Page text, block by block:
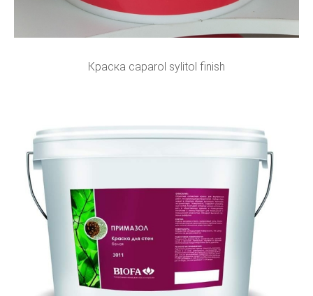
Краска caparol sylitol finish